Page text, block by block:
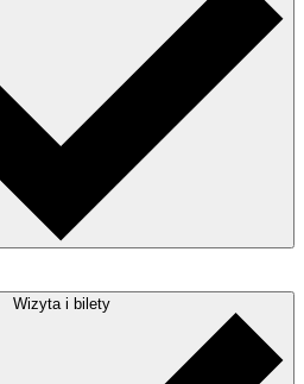
Wizyta i bilety